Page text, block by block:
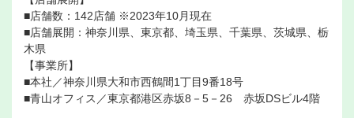
■店舗数：142店舗 ※2023年10月現在
■店舗展開：神奈川県、東京都、埼玉県、千葉県、茨城県、栃
木県
【事業所】
■本社／神奈川県大和市西鶴間1丁目9番18号
■青山オフィス／東京都港区赤坂8－5－26 赤坂DSビル4階